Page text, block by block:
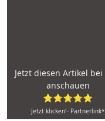
Jetzt diesen Artikel bei
anschauen
⭐⭐⭐⭐⭐
Jetzt klicken!- Partnerlink*